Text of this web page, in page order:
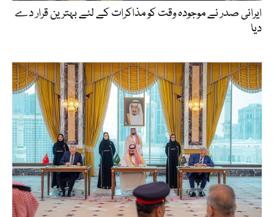
ایرانی صدر نے موجودہ وقت کو مذاکرات کے لئے بہترین قرار دے
دیا